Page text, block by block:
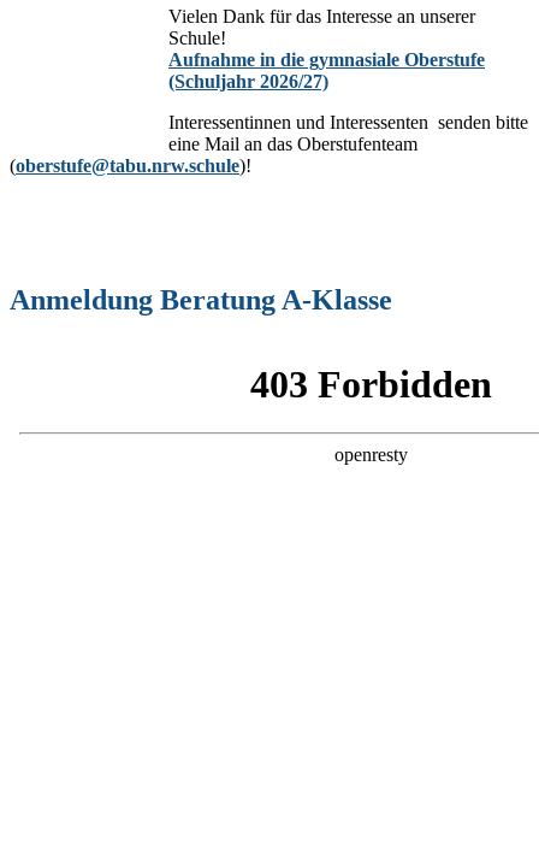
Vielen Dank für das Interesse an unserer
Schule!
Aufnahme in die gymnasiale Oberstufe
(Schuljahr 2026/27)
Interessentinnen und Interessenten senden bitte
eine Mail an das Oberstufenteam
(oberstufe@tabu.nrw.schule)!
Anmeldung Beratung A-Klasse